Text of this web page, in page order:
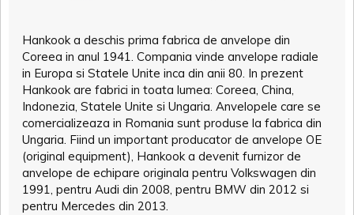
Hankook a deschis prima fabrica de anvelope din
Coreea in anul 1941. Compania vinde anvelope radiale
in Europa si Statele Unite inca din anii 80. In prezent
Hankook are fabrici in toata lumea: Coreea, China,
Indonezia, Statele Unite si Ungaria. Anvelopele care se
comercializeaza in Romania sunt produse la fabrica din
Ungaria. Fiind un important producator de anvelope OE
(original equipment), Hankook a devenit furnizor de
anvelope de echipare originala pentru Volkswagen din
1991, pentru Audi din 2008, pentru BMW din 2012 si
pentru Mercedes din 2013.